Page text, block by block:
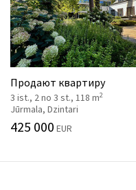
Продают квартиру
3 ist., 2 no 3 st., 118 m2
Jūrmala, Dzintari
425 000 EUR